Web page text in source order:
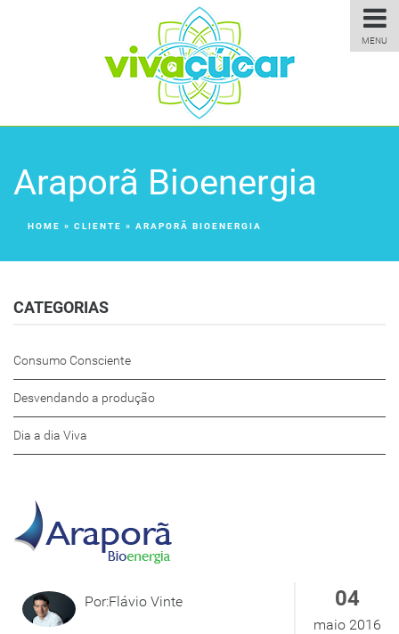
MENU
Araporã Bioenergia
HOME » CLIENTE » ARAPORÃ BIOENERGIA
CATEGORIAS
Consumo Consciente
Desvendando a produção
Dia a dia Viva
Por:Flávio Vinte 04
maio 2016